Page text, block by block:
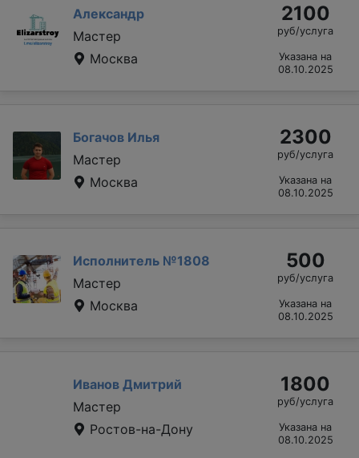
Александр
Мастер
Москва
2100
руб/услуга
Указана на
08.10.2025
Богачов Илья
Мастер
Москва
2300
руб/услуга
Указана на
08.10.2025
Исполнитель №1808
Мастер
Москва
500
руб/услуга
Указана на
08.10.2025
Иванов Дмитрий
Мастер
Ростов-на-Дону
1800
руб/услуга
Указана на
08.10.2025